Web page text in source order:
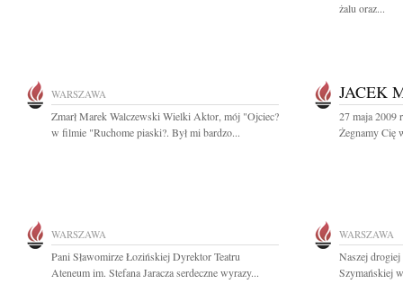
żalu oraz...
WARSZAWA
Zmarł Marek Walczewski Wielki Aktor, mój "Ojciec?
w filmie "Ruchome piaski?. Był mi bardzo...
JACEK
27 maja 2009
Żegnamy Cię
WARSZAWA
Pani Sławomirze Łozińskiej Dyrektor Teatru
Ateneum im. Stefana Jaracza serdeczne wyrazy...
WARSZAWA
Naszej
Szymańskiej